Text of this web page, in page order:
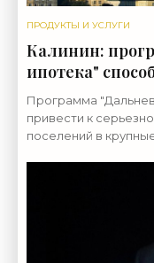
ПРОДУКТЫ И УСЛУГИ
Калинин:
ипотека"
Приморья -
Программа
привести к
поселений в